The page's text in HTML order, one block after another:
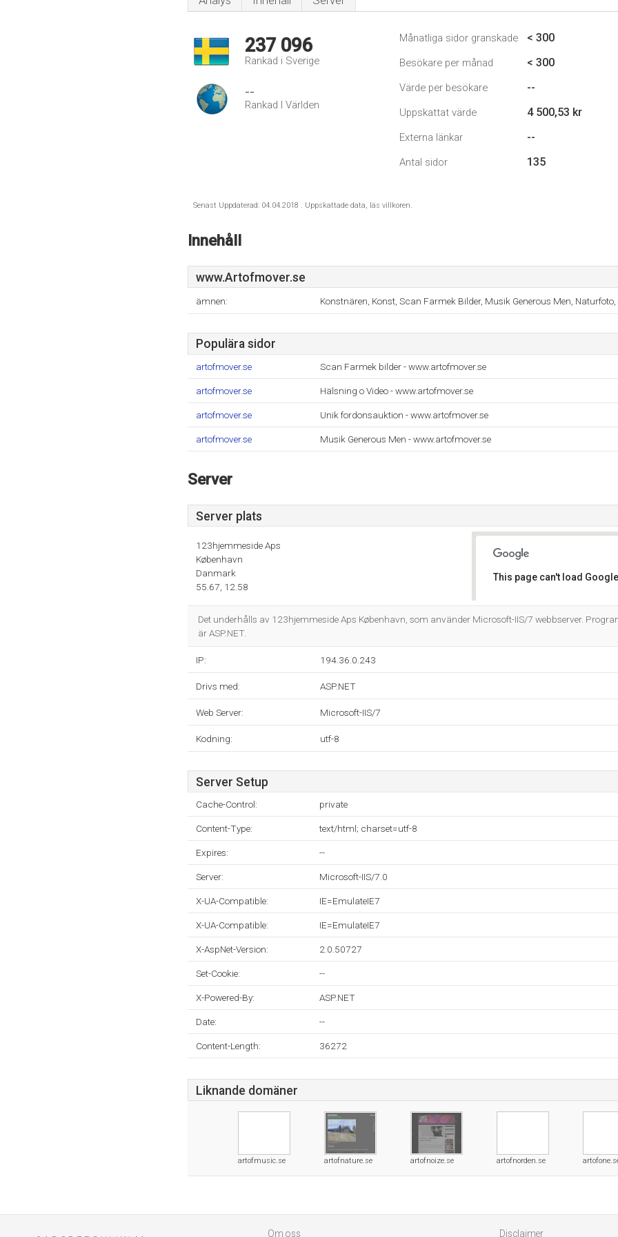
237 096
Rankad i Sverige
--
Rankad I Världen
Månatliga sidor granskade < 300
Besökare per månad < 300
Värde per besökare --
Uppskattat värde 4 500,53 kr
Externa länkar --
Antal sidor 135
Senast Uppdaterad: 04.04.2018 . Uppskattade data, läs villkoren.
Innehåll
www.Artofmover.se
ämnen: Konstnären, Konst, Scan Farmek Bilder, Musik Generous Men,
Populära sidor
artofmover.se Scan Farmek bilder - www.artofmover.se
artofmover.se Hälsning o Video - www.artofmover.se
artofmover.se Unik fordonsauktion - www.artofmover.se
artofmover.se Musik Generous Men - www.artofmover.se
Server
Server plats
123hjemmeside Aps
København
Danmark
55.67, 12.58
This page can't load
Det underhålls av 123hjemmeside Aps København, som använder Microsoft-IIS/7 webbserver.
är ASP.NET.
IP: 194.36.0.243
Drivs med: ASP.NET
Web Server: Microsoft-IIS/7
Kodning: utf-8
Server Setup
Cache-Control: private
Content-Type: text/html; charset=utf-8
Expires: --
Server: Microsoft-IIS/7.0
X-UA-Compatible: IE=EmulateIE7
X-UA-Compatible: IE=EmulateIE7
X-AspNet-Version: 2.0.50727
Set-Cookie: --
X-Powered-By: ASP.NET
Date: --
Content-Length: 36272
Liknande domäner
artofmusic.se artofnature.se artofnoize.se artofnorden.se
Om oss Disclaimer